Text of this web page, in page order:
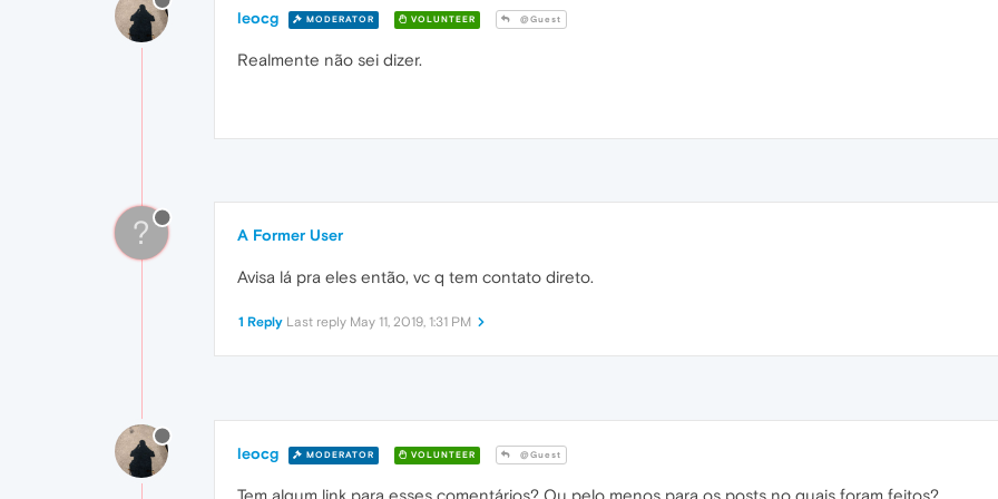
leocg MODERATOR VOLUNTEER @Guest
Realmente não sei dizer.
? A Former User
Avisa lá pra eles então, vc q tem contato direto.
1 Reply Last reply May 11, 2019, 1:31 PM
leocg MODERATOR VOLUNTEER @Guest
Tem algum link para esses comentários? Ou pelo menos para os posts no quais foram feitos?